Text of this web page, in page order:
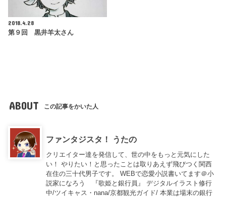
2018.4.28
第９回 黒井羊太さん
ABOUT この記事をかいた人
ファンタジスタ！ うたの
クリエイター達を発信して、世の中をもっと元気にした
い！ やりたい！と思ったことは取りあえず飛びつく関西
在住の三十代男子です。 WEBで恋愛小説書いてます＠小
説家になろう 『歌姫と銀行員』 デジタルイラスト修行
中/ツイキャス・nana/京都観光ガイド/ 本業は場末の銀行